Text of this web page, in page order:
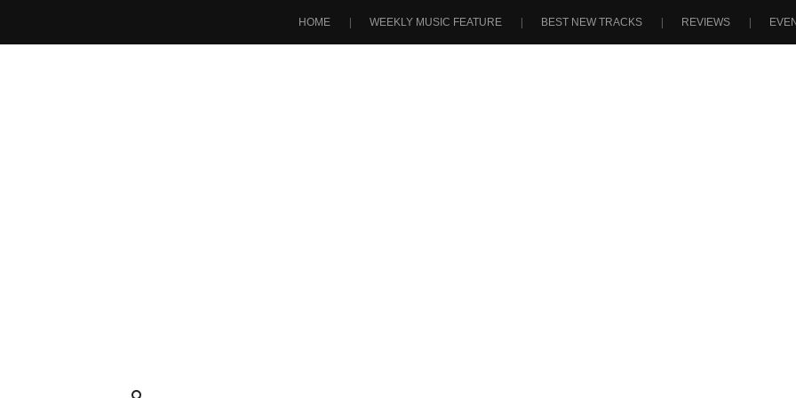
HOME WEEKLY MUSIC FEATURE BEST NEW TRACKS REVIEWS